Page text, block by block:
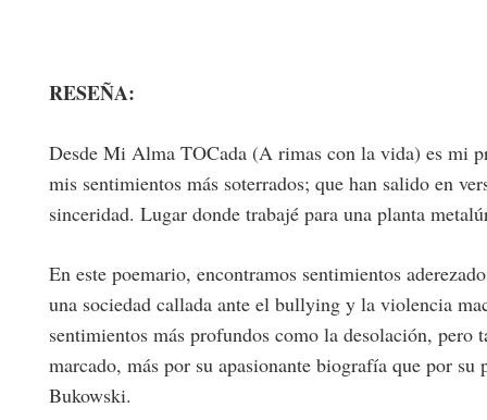
RESEÑA:
Desde Mi Alma TOCada (A rimas con la vida) es mi
mis sentimientos más soterrados; que han salido en
sinceridad. Lugar donde trabajé para una planta
En este poemario, encontramos sentimientos
una sociedad callada ante el bullying y la violencia
sentimientos más profundos como la desolación,
marcado, más por su apasionante biografía que por
Bukowski.